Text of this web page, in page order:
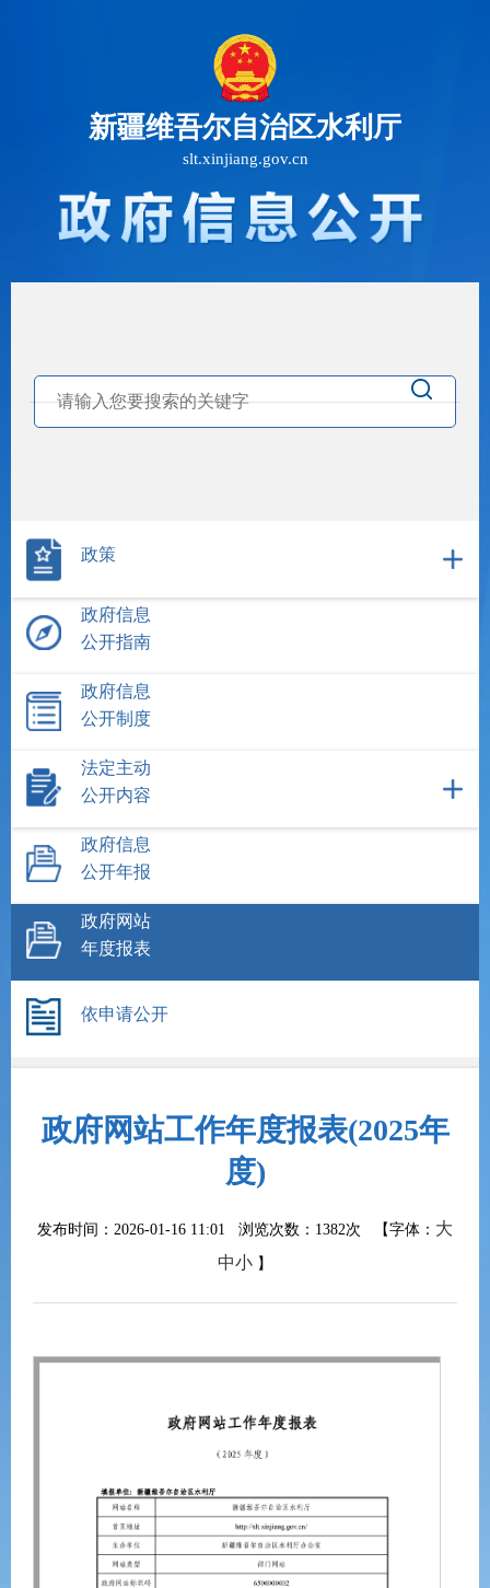
新疆维吾尔自治区水利厅
slt.xinjiang.gov.cn
政策
政府信息
公开指南
政府信息
公开制度
法定主动
公开内容
政府信息
公开年报
政府网站
年度报表
依申请公开
政府网站工作年度报表(2025年
度)
发布时间：2026-01-16 11:01 浏览次数： 1382次 【字体： 大
中小 】